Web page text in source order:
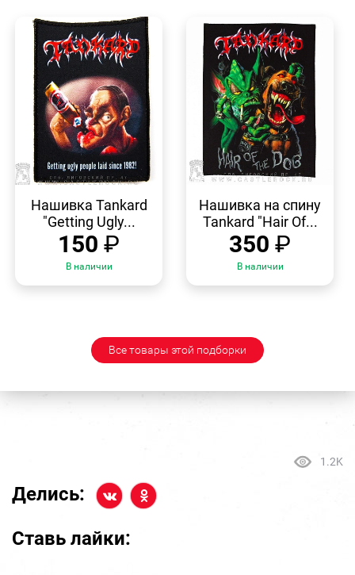
ПРОСМОТР
Нашивка Tankard
"Getting Ugly...
150 ₽
В наличии
ПРОСМОТР
Нашивка на спину
Tankard "Hair Of...
350 ₽
В наличии
Все товары этой подборки
1.2K
Делись:
Ставь лайки: